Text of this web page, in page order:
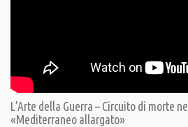
L’Arte della Guerra – Circuito di morte nel
«Mediterraneo allargato»